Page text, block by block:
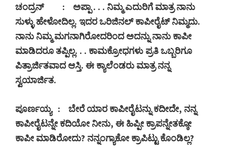
ಚಂದ್ರನ್ : ಅಪ್ಪಾ . . . ನಿಮ್ಮ ಎದುರಿಗೆ ಮಾತ್ರ ನಾನು
ಸುಳ್ಳು ಹೇಳೋದಿಲ್ಲ. ಇದರ ಒರಿಜಿನಲ್ ಕಾಪೀರೈಟ್ ನಿಮ್ಮದು.
ನಾನು ನಿಮ್ಮ ಮಗನಾಗಿರೋದರಿಂದ ಅದನ್ನು ನಾನು ಕಾಪೀ
ಮಾಡಿದರೂ ತಪ್ಪಿಲ್ಲ. . . ಕಾಮಕ್ರೋಧಗಳು ಪ್ರತಿ ಒಬ್ಬರಿಗೂ
ಪಿತ್ರಾರ್ಜಿತವಾದ ಆಸ್ತಿ. ಈ ಕ್ಯಾಲೆಂಡರು ಮಾತ್ರ ನನ್ನ
ಸ್ವಯಾರ್ಜಿತ.
ಪೂರ್ಣಯ್ಯ: ಬೇರೆ ಯಾರ ಕಾಪೀರೈಟನ್ನು ಕದೀದೇ, ನನ್ನ
ಕಾಪೀರೈಟನ್ನೇ ಕದಿಯೋ ನೀನು, ಈ ಹಿಪ್ಪೀ ಕ್ರಾಪನ್ನೇತಕ್ಕೋ
ಕಾಪೀ ಮಾಡಿರೋದು? ನನ್ನಂಗ್ಯಾಕೋ ಕ್ರಾಪಿಟ್ಟು ಕೊಂಡಿಲ್ಲ?